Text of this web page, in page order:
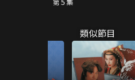
類似節目